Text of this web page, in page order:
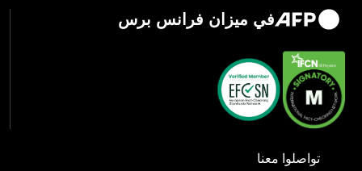
في ميزان فرانس برس
تواصلوا معنا